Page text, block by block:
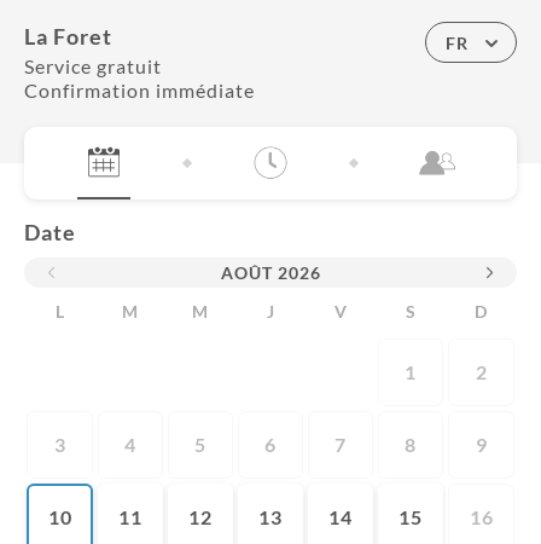
La Foret
Service gratuit
Confirmation immédiate
FR
Date
AOÛT 2026
L
M M J V S D
1 2
3 4 5 6 7 8 9
10 11 12 13 14 15 16